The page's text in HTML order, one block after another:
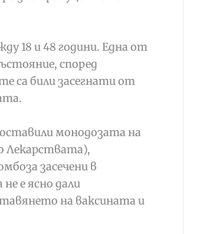
18 и 48 години. Една от
според
са били засегнати от
монодозата на
Лекарствата),
засечени в
е ясно дали
на ваксината и